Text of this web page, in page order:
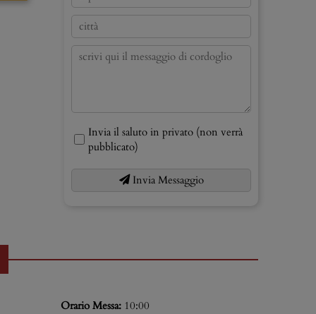
Invia il saluto in privato (non verrà
pubblicato)
Invia Messaggio
Orario Messa: 10:00